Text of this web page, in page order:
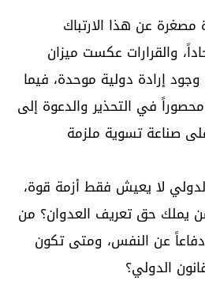
عن هذا الارتباك
والقرارات عكست ميزان
إرادة دولية موحدة، فيما
في التحذير والدعوة إلى
صناعة تسوية ملزمة
لا يعيش فقط أزمة قوة،
يملك حق تعريف العدوان؟ من
عن النفس، ومتى تكون
الدولي؟